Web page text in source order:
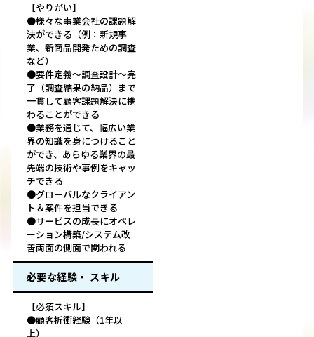
【やりがい】
●様々な事業会社の課題解
決ができる（例：新規事
業、新商品開発ための調査
など）
●要件定義〜調査設計〜完
了（調査結果の納品）まで
一貫して顧客課題解決に携
わることができる
●業務を通じて、幅広い業
界の知識を身につけること
ができ、あらゆる業界の最
先端の技術や事例をキャッ
チできる
●グローバルなクライアン
ト＆案件を担当できる
●サービスの成長にオペレ
ーション構築/システム改
善両面の側面で関われる
必要な経験・ スキル
【必須スキル】
●顧客折衝経験（1年以
上）